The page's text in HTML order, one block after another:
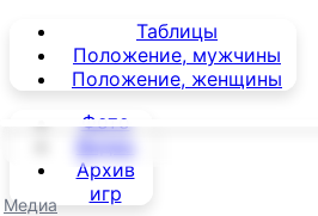
Медиа
Таблицы
Положение, мужчины
Положение, женщины
Фото
Архив
игр